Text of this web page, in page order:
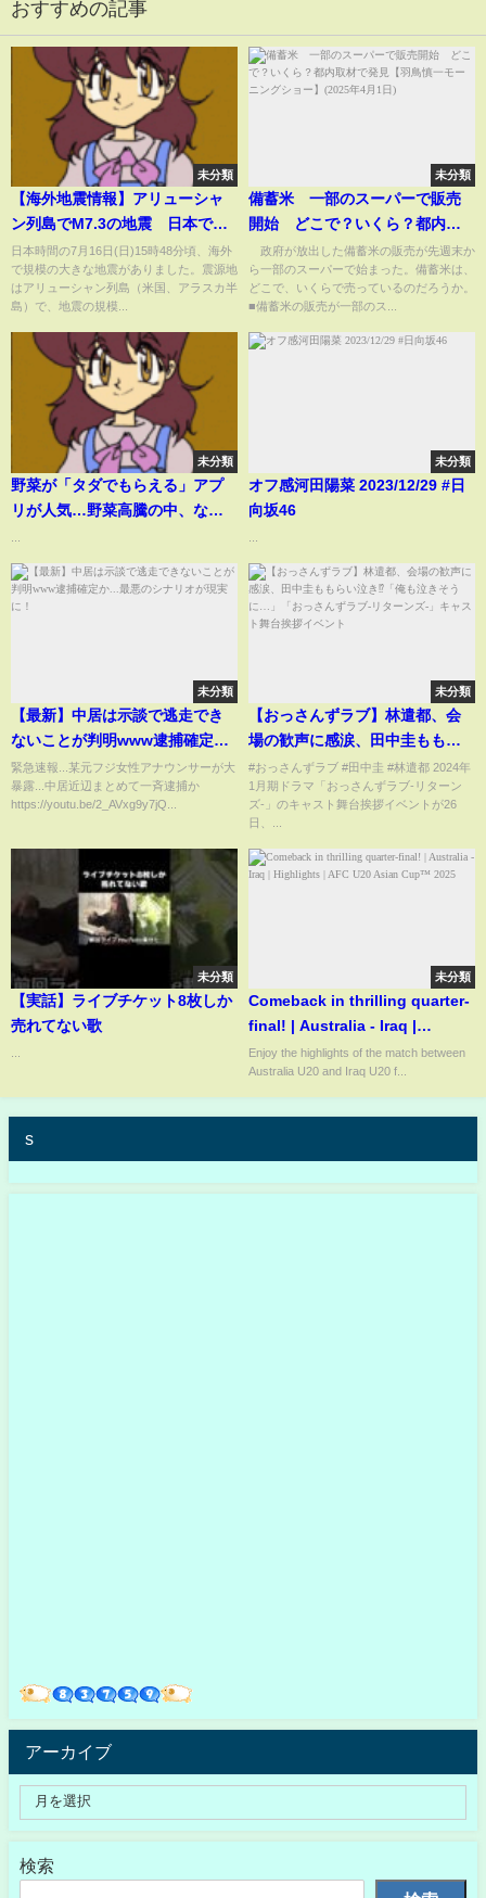
おすすめの記事
未分類
【海外地震情報】アリューシャ
ン列島でM7.3の地震 日本では
津波被害の心配なし／M7.3
Earthquake Hits Aleutian
Islands
日本時間の7月16日(日)15時48分頃、海外
で規模の大きな地震がありました。震源地
はアリューシャン列島（米国、アラスカ半
島）で、地震の規模...
未分類
備蓄米 一部のスーパーで販売
開始 どこで？いくら？都内取
材で発見【羽鳥慎一モーニング
ショー】(2025年4月1日)
政府が放出した備蓄米の販売が先週末か
ら一部のスーパーで始まった。備蓄米は、
どこで、いくらで売っているのだろうか。
■備蓄米の販売が一部のス...
未分類
野菜が「タダでもらえる」アプ
リが人気…野菜高騰の中、な
未分類
オフ感河田陽菜 2023/12/29 #日
向坂46
未分類
【最新】中居は示談で逃走でき
ないことが判明www逮捕確定
か...最悪のシナリオが現実に！
緊急速報...某元フジ女性アナウンサーが大
暴露...中居近辺まとめて一斉逮捕か
https://youtu.be/2_AVxg9y7jQ...
未分類
【おっさんずラブ】林遣都、会
場の歓声に感涙、田中圭ももら
い泣き⁉︎「俺も泣きそうに…」
「おっさんずラブ-リターンズ-」
キャスト舞台挨拶イベント
#おっさんずラブ #田中圭 #林遣都 2024年
1月期ドラマ「おっさんずラブ-リターン
ズ-」のキャスト舞台挨拶イベントが26
日、...
未分類
【実話】ライブチケット8枚しか
売れてない歌
未分類
Comeback in thrilling quarter-
final! | Australia - Iraq |
Highlights | AFC U20 Asian
Cup™ 2025
Enjoy the highlights of the match between
Australia U20 and Iraq U20 f...
s
アーカイブ
検索